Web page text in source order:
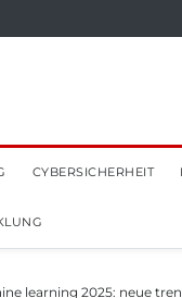
CYBERSICHERHEIT
learning 2025: neue